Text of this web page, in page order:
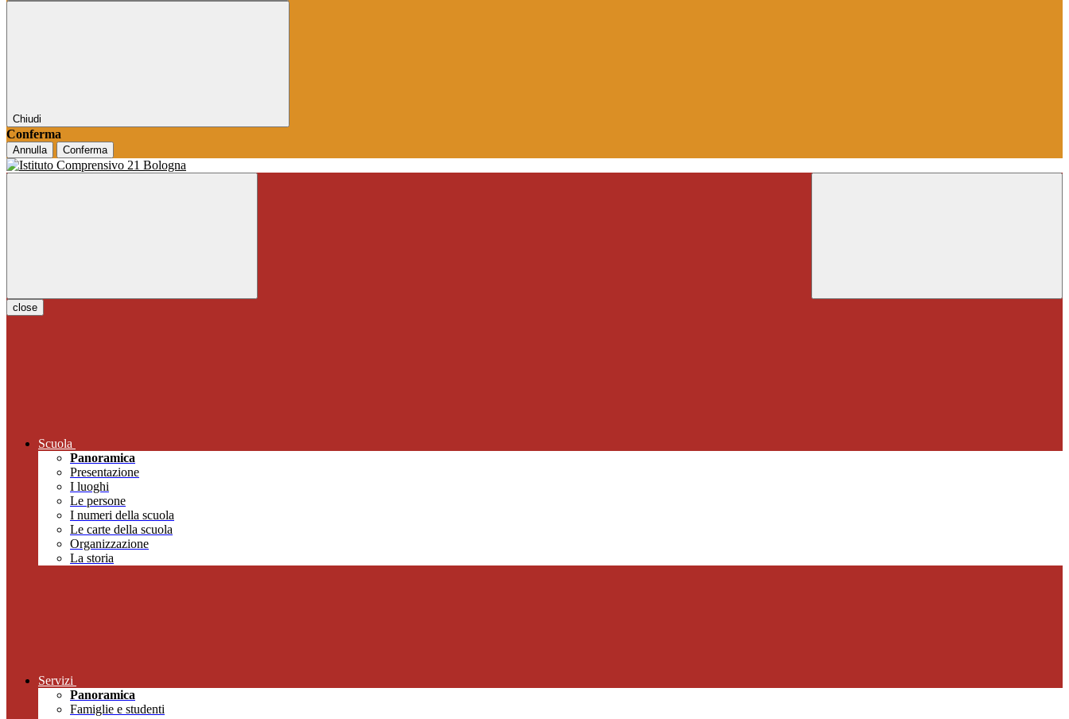
Chiudi
Conferma
Annulla Conferma
close
Scuola
Panoramica
Presentazione
I luoghi
Le persone
I numeri della scuola
Le carte della scuola
Organizzazione
La storia
Servizi
Panoramica
Famiglie e studenti